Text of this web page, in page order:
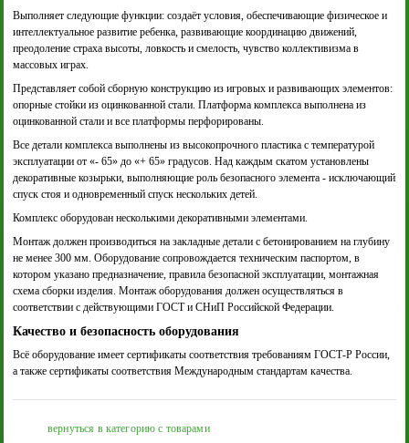
Выполняет следующие функции: создаёт условия, обеспечивающие физическое и
интеллектуальное развитие ребенка, развивающие координацию движений,
преодоление страха высоты, ловкость и смелость, чувство коллективизма в
массовых играх.
Представляет собой сборную конструкцию из игровых и развивающих элементов:
опорные стойки из оцинкованной стали. Платформа комплекса выполнена из
оцинкованной стали и все платформы перфорированы.
Все детали комплекса выполнены из высокопрочного пластика с температурой
эксплуатации от «- 65» до «+ 65» градусов. Над каждым скатом установлены
декоративные козырьки, выполняющие роль безопасного элемента - исключающий
спуск стоя и одновременный спуск нескольких детей.
Комплекс оборудован несколькими декоративными элементами.
Монтаж должен производиться на закладные детали с бетонированием на глубину
не менее 300 мм. Оборудование сопровождается техническим паспортом, в
котором указано предназначение, правила безопасной эксплуатации, монтажная
схема сборки изделия. Монтаж оборудования должен осуществляться в
соответствии с действующими ГОСТ и СНиП Российской Федерации.
Качество и безопасность оборудования
Всё оборудование имеет сертификаты соответствия требованиям ГОСТ-Р России,
а также сертификаты соответствия Международным стандартам качества.
вернуться в категорию с товарами